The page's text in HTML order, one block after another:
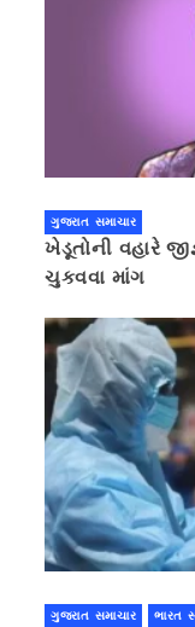
ગુજરાત સમાચાર
ખેડૂતોની વહારે
ચુકવવા માંગ
ગુજરાત સમાચાર ભારત